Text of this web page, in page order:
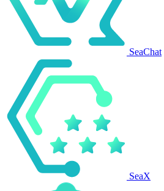
SeaChat
SeaX